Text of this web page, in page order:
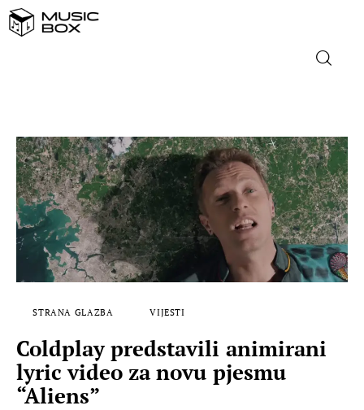
DOMAĆA GLAZBA
STRANA GLAZBA
FILM
MUSIC BOX
STRANA GLAZBA VIJESTI
Coldplay predstavili animirani
lyric video za novu pjesmu
“Aliens”